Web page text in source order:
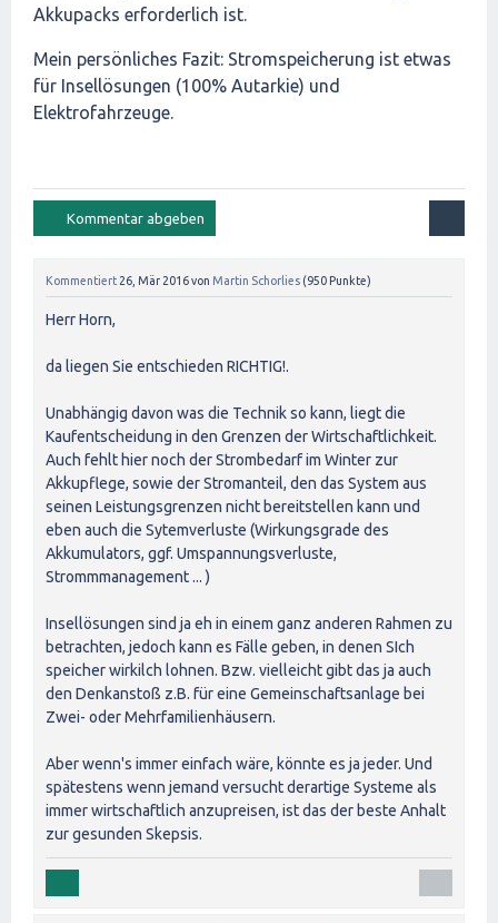
Akkupacks erforderlich ist.
Mein persönliches Fazit: Stromspeicherung ist etwas
für Insellösungen (100% Autarkie) und
Elektrofahrzeuge.
Kommentiert 26, Mär 2016von Martin Schorlies (950 Punkte)
Herr Horn,
da liegen Sie entschieden RICHTIG!.
Unabhängig davon was die Technik so kann, liegt die
Kaufentscheidung in den Grenzen der Wirtschaftlichkeit.
Auch fehlt hier noch der Strombedarf im Winter zur
Akkupflege, sowie der Stromanteil, den das System aus
seinen Leistungsgrenzen nicht bereitstellen kann und
eben auch die Sytemverluste (Wirkungsgrade des
Akkumulators, ggf. Umspannungsverluste,
Strommmanagement ... )
Insellösungen sind ja eh in einem ganz anderen Rahmen zu
betrachten, jedoch kann es Fälle geben, in denen SIch
speicher wirkilch lohnen. Bzw. vielleicht gibt das ja auch
den Denkanstoß z.B. für eine Gemeinschaftsanlage bei
Zwei- oder Mehrfamilienhäusern.
Aber wenn's immer einfach wäre, könnte es ja jeder. Und
spätestens wenn jemand versucht derartige Systeme als
immer wirtschaftlich anzupreisen, ist das der beste Anhalt
zur gesunden Skepsis.